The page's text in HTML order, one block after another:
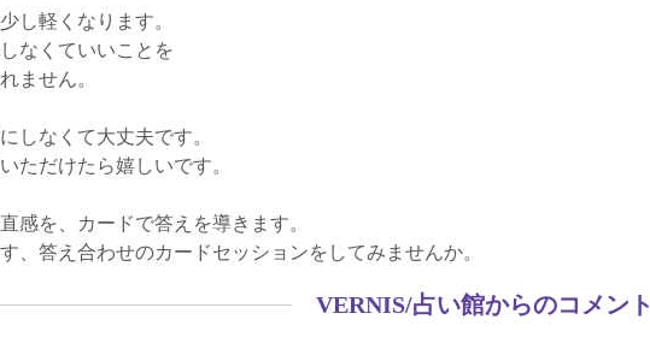
し軽くなります。
なくていいことを
ません。
しなくて大丈夫です。
ただけたら嬉しいです。
感を、カードで答えを導きます。
、答え合わせのカードセッションをしてみませんか。
VERNIS/占い館からのコメント